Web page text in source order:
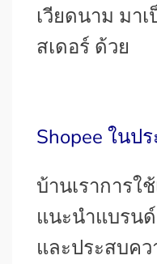
เวียดนาม มา
สเดอร์ ด้วย
Shopee ในป
บ้านเราการใ
แนะนำแบรน
และประสบคว